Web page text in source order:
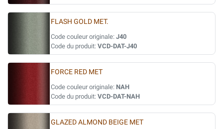
FLASH GOLD MET.
Code couleur originale: J40
Code du produit: VCD-DAT-J40
FORCE RED MET
Code couleur originale: NAH
Code du produit: VCD-DAT-NAH
GLAZED ALMOND BEIGE MET